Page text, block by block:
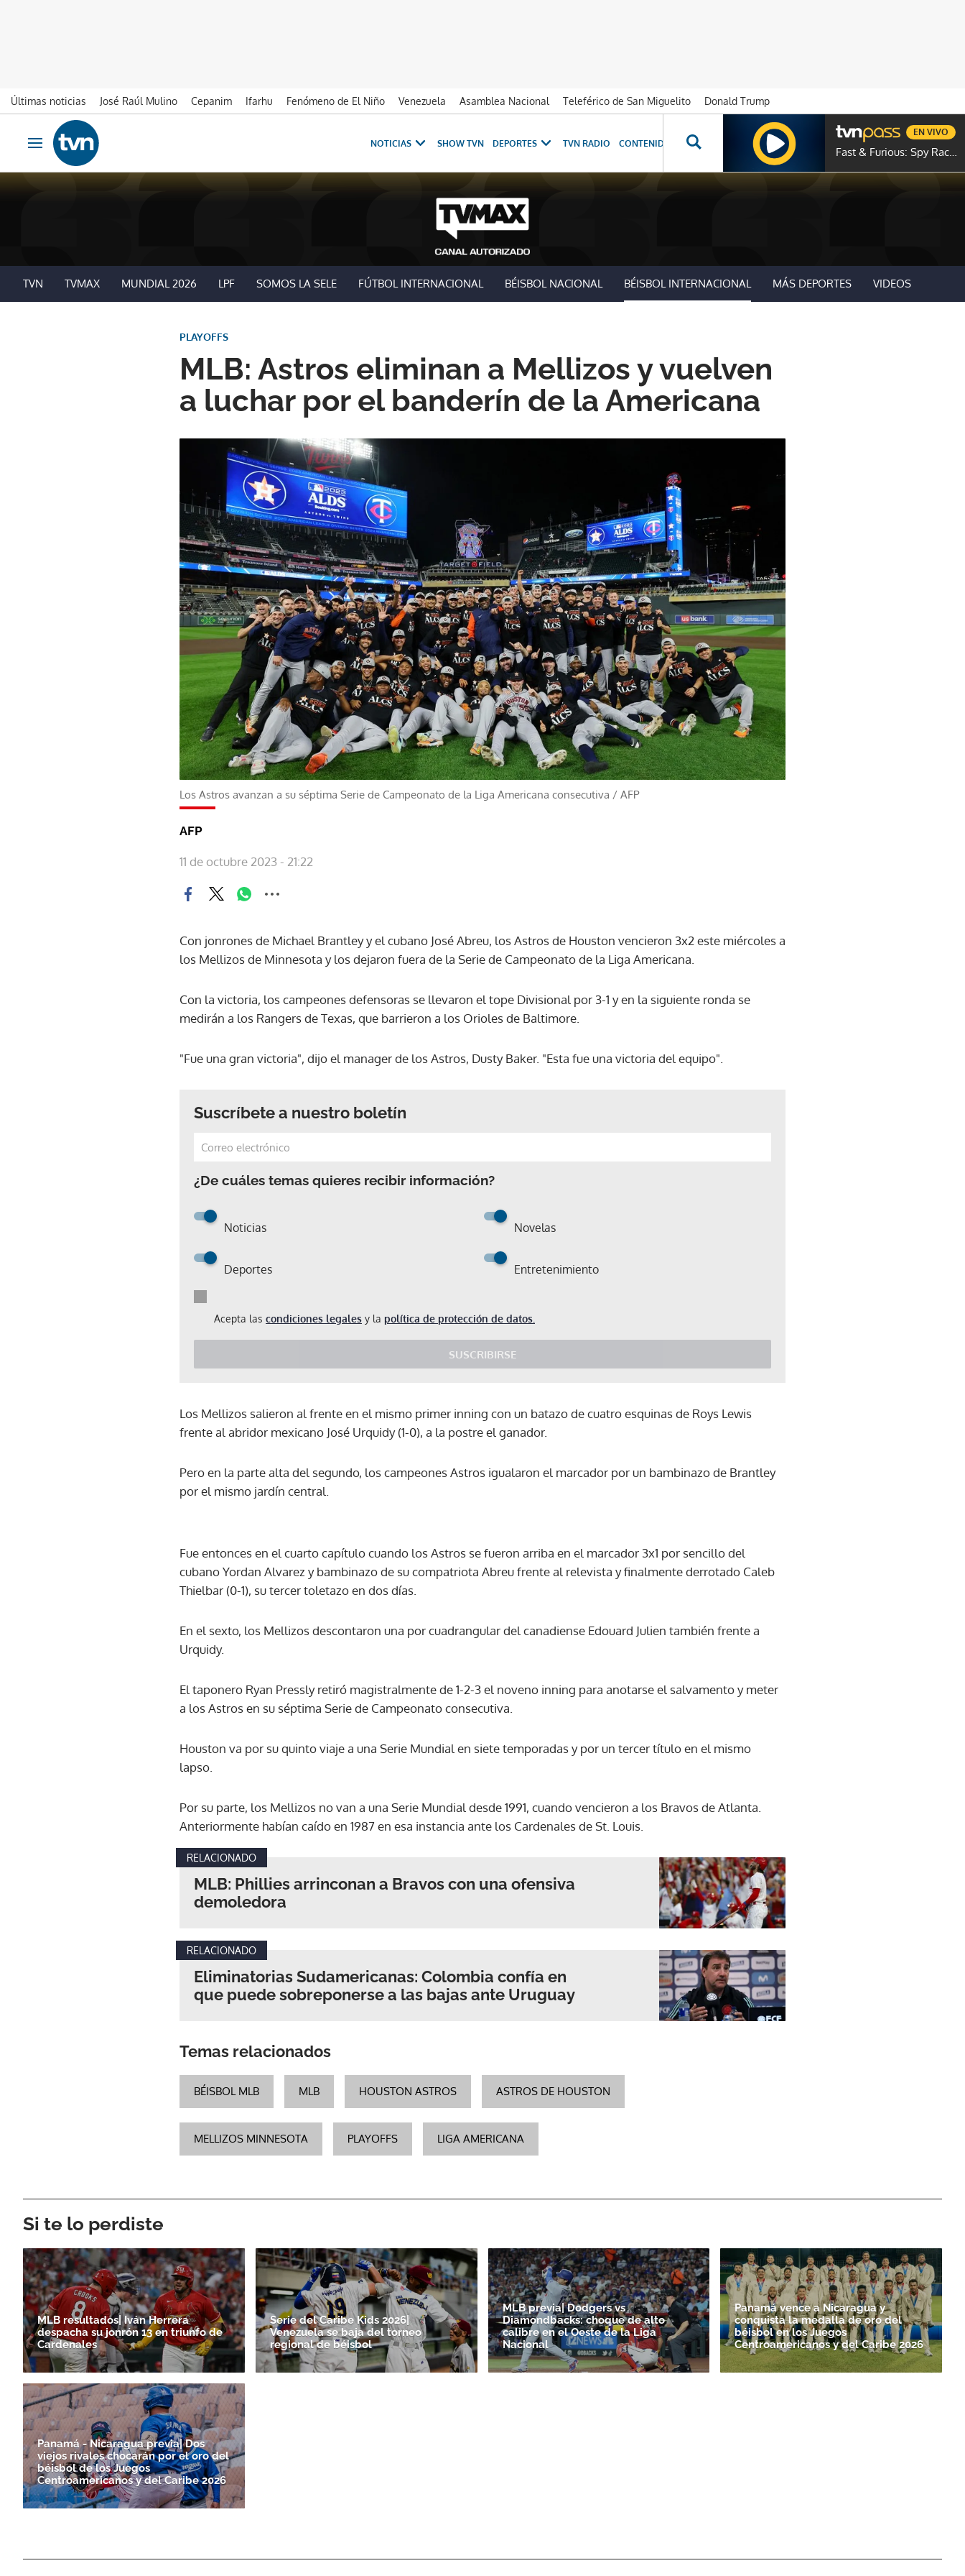
Últimas noticias José Raúl Mulino Cepanim Ifarhu Fenómeno de El Niño Venezuela Asamblea Nacional Teleférico de San Miguelito
Donald Trump
Ir al contenido
Obrir navegació
NOTICIAS SHOW TVN DEPORTES TVN RADIO CONTENIDOS ESPECIALES NOVELAS GENTE TVN
Fast & Furious: Spy Racers
EN VIVO
TVN TVMAX MUNDIAL 2026 LPF SOMOS LA SELE FÚTBOL INTERNACIONAL BÉISBOL NACIONAL BÉISBOL INTERNACIONAL MÁS DEPORTES VIDEOS
MLB: Astros eliminan a Mellizos y vuelven
a luchar por el banderín de la Americana
PLAYOFFS
Los Astros avanzan a su séptima Serie de Campeonato de la Liga Americana consecutiva / AFP
AFP
11 de octubre 2023 - 21:22
Con jonrones de Michael Brantley y el cubano José Abreu, los Astros de Houston vencieron 3x2 este miércoles a
los Mellizos de Minnesota y los dejaron fuera de la Serie de Campeonato de la Liga Americana.
Con la victoria, los campeones defensoras se llevaron el tope Divisional por 3-1 y en la siguiente ronda se
medirán a los Rangers de Texas, que barrieron a los Orioles de Baltimore.
"Fue una gran victoria", dijo el manager de los Astros, Dusty Baker. "Esta fue una victoria del equipo".
Suscríbete a nuestro boletín
¿De cuáles temas quieres recibir información?
Noticias Novelas
Deportes Entretenimiento
Acepta las condiciones legales y la política de protección de datos.
SUSCRIBIRSE
Los Mellizos salieron al frente en el mismo primer inning con un batazo de cuatro esquinas de Roys Lewis
frente al abridor mexicano José Urquidy (1-0), a la postre el ganador.
Pero en la parte alta del segundo, los campeones Astros igualaron el marcador por un bambinazo de Brantley
por el mismo jardín central.
Fue entonces en el cuarto capítulo cuando los Astros se fueron arriba en el marcador 3x1 por sencillo del
cubano Yordan Alvarez y bambinazo de su compatriota Abreu frente al relevista y finalmente derrotado Caleb
Thielbar (0-1), su tercer toletazo en dos días.
En el sexto, los Mellizos descontaron una por cuadrangular del canadiense Edouard Julien también frente a
Urquidy.
El taponero Ryan Pressly retiró magistralmente de 1-2-3 el noveno inning para anotarse el salvamento y meter
a los Astros en su séptima Serie de Campeonato consecutiva.
Houston va por su quinto viaje a una Serie Mundial en siete temporadas y por un tercer título en el mismo
lapso.
Por su parte, los Mellizos no van a una Serie Mundial desde 1991, cuando vencieron a los Bravos de Atlanta.
Anteriormente habían caído en 1987 en esa instancia ante los Cardenales de St. Louis.
RELACIONADO
MLB: Phillies arrinconan a Bravos con una ofensiva
demoledora
RELACIONADO
Eliminatorias Sudamericanas: Colombia confía en
que puede sobreponerse a las bajas ante Uruguay
Temas relacionados
BÉISBOL MLB MLB HOUSTON ASTROS ASTROS DE HOUSTON
MELLIZOS MINNESOTA PLAYOFFS LIGA AMERICANA
Si te lo perdiste
MLB resultados| Iván Herrera
despacha su jonrón 13 en triunfo de
Cardenales
Serie del Caribe Kids 2026|
Venezuela se baja del torneo
regional de béisbol
MLB previa| Dodgers vs
Diamondbacks: choque de alto
calibre en el Oeste de la Liga
Nacional
Panamá vence a Nicaragua y
conquista la medalla de oro del
béisbol en los Juegos
Centroamericanos y del Caribe 2026
Panamá - Nicaragua previa| Dos
viejos rivales chocarán por el oro del
béisbol de los Juegos
Centroamericanos y del Caribe 2026